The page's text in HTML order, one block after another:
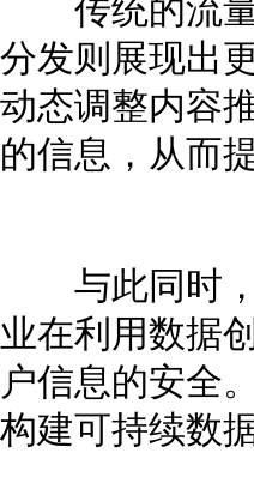
传统的流量
分发则展现出
动态调整内容
的信息，从而
与此同时，
业在利用数据
户信息的安全
构建可持续数